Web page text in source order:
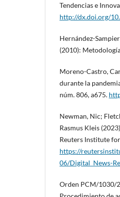
Tendencias e
http://dx.doi.org/
Hernández-
(2010):
Moreno-Castro,
durante la
núm. 806, a675.
Newman, Nic;
Rasmus Kleis
Reuters Institute
https://
06/Digital_News-
Orden PCM/1030/